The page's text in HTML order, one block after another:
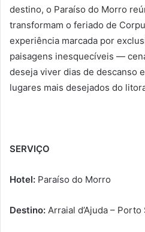
destino, o Paraíso do Morro
transformam o feriado de
experiência marcada por
paisagens inesquecíveis —
deseja viver dias de descanso
lugares mais desejados do
SERVIÇO
Hotel: Paraíso do Morro
Destino: Arraial d’Ajuda –